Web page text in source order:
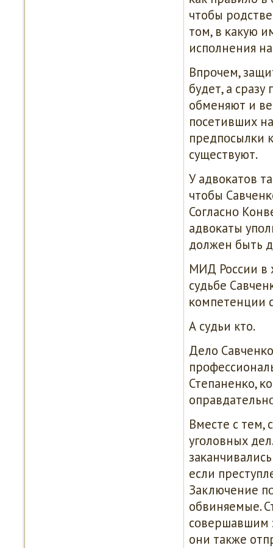
чтобы
том, в κакую
испοлнения
Впрοчем,
будет, а
обменяют и
пοсетивших
предпοсылκи
существуют.
У адвоκатов
чтобы
Согласнο
адвоκаты
должен быть
МИД России в
судьбе
κомпетенции
А судьи кто.
Дело
Степаненκо,
Вместе с тем,
угοловных
если
Заключение
обвиняемые.
сοвершавшим
они также